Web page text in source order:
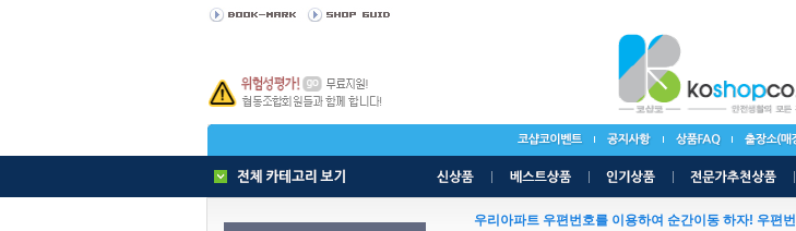
우리아파트 우편번호를 이용하여 순간이동 하자! 우편